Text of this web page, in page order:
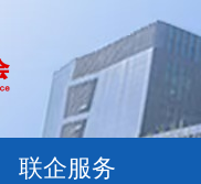
联企服务